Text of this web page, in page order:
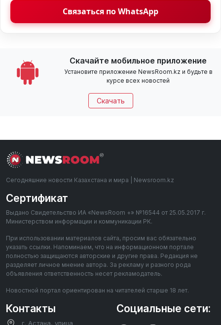
Связаться по WhatsApp
Скачайте мобильное приложение
Установите приложение NewsRoom.kz и будьте в
курсе всех новостей
Скачать
Сегодняшние новости Казахстана и мира | Newsroom.kz
Сертификат
Выдано Свидетельство ИА «NewsRoom +» №16544 от 25.05.2017 г.
Министерством информации и коммуникации РК.
При использовании материалов сайта, просим вас обязательно
указать ссылки. Напоминаем, что на информационном портале
полностью защищаются авторские и другие права. Редакция не
разделяет личное мнение автора. За рекламу и разного рода
объявления ответственность несет рекламодатель.
Новостной портал ориентирован на читателей старше 18 лет.
Контакты
г. Астана, улица
Социальные сети: